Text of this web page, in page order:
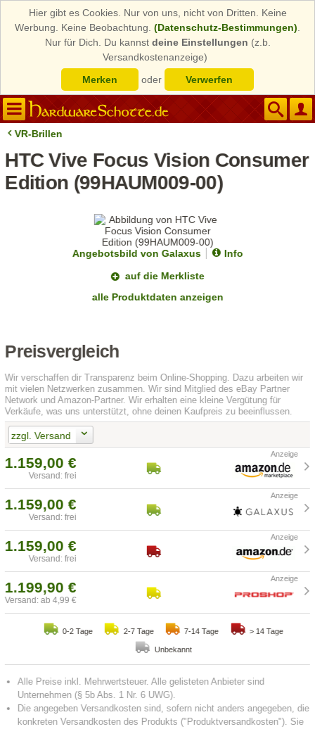
Hier gibt es Cookies. Nur von uns, nicht von Dritten. Keine
Werbung. Keine Beobachtung. (Datenschutz-Bestimmungen)
Nur für Dich. Du kannst deine Einstellungen (z.b.
Versandkostenanzeige)
Merken
oder Verwerfen
VR-Brillen
HTC Vive Focus Vision Consumer
Edition (99HAUM009-00)
Angebotsbild von Galaxus
Info
auf die Merkliste
alle Produktdaten anzeigen
Preisvergleich
Wir verschaffen dir Transparenz beim Online-Shopping. Dazu arbeiten wir
mit vielen Netzwerken zusammen. Wir sind Mitglied des eBay Partner
Network und Amazon-Partner. Wir erhalten eine kleine Vergütung für
Verkäufe, was uns unterstützt, ohne deinen Kaufpreis zu beeinflussen.
zzgl. Versand
1.159,00 €
Versand: frei
1.159,00 €
Versand: frei
1.159,00 €
Versand: frei
1.199,90 €
Versand: ab 4,99 €
0-2 Tage 2-7 Tage 7-14 Tage > 14 Tage
Unbekannt